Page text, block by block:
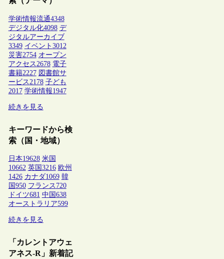
学術情報流通4348
デジタル化4098 デ
ジタルアーカイブ
3349 イベント 3012
災害2754 オープン
アクセス 2678 電子
書籍2227 図書館サ
ービス 2178 子ども
2017 学術情報1947
続きを見る
キーワードから検
索（国・地域）
日本19628 米国
10662 英国 3216 欧州
1426 カナダ1069 韓
国 950 フランス 720
ドイツ681 中国 638
オーストラリア599
続きを見る
「カレントアウェ
アネス-R」新着記